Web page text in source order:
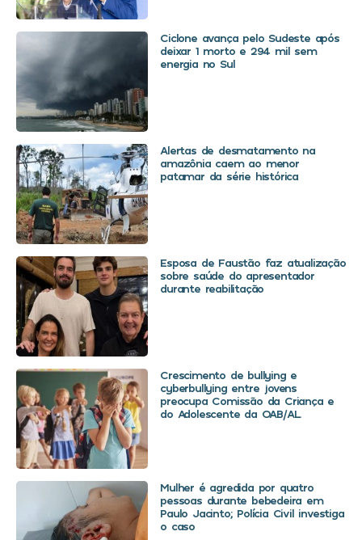
Ciclone avança pelo Sudeste após
deixar 1 morto e 294 mil sem
energia no Sul
Alertas de desmatamento na
amazônia caem ao menor
patamar da série histórica
Esposa de Faustão faz atualização
sobre saúde do apresentador
durante reabilitação
Crescimento de bullying e
cyberbullying entre jovens
preocupa Comissão da Criança e
do Adolescente da OAB/AL
Mulher é agredida por quatro
pessoas durante bebedeira em
Paulo Jacinto; Polícia Civil investiga
o caso